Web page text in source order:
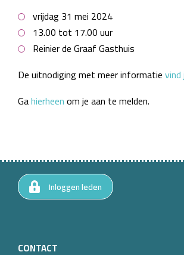
vrijdag 31 mei 2024
13.00 tot 17.00 uur
Reinier de Graaf Gasthuis
De uitnodiging met meer informatievind
Gahierheenom je aan te melden.
CONTACT
Inloggen leden